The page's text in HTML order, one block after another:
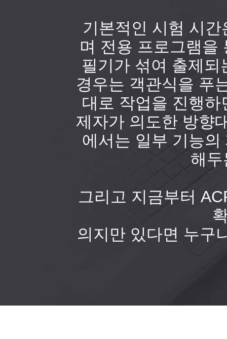
기본적인 시험 시
며 전용 프로그램을
필기가 섞여 출제
경우는 객관식을 푸
대로 작업을 진행
제자가 의도한 방향
에서는 일부 기능
해
그리고 지금부터
의지만 있다면 누구